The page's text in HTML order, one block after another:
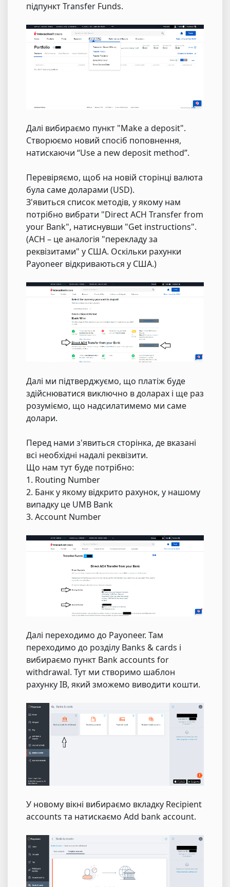
підпункт Transfer Funds.
Далі вибираємо пункт "Make a deposit".
Створюємо новий спосіб поповнення,
натискаючи “Use a new deposit method”.
Перевіряємо, щоб на новій сторінці валюта
була саме доларами (USD).
З'явиться список методів, у якому нам
потрібно вибрати "Direct ACH Transfer from
your Bank", натиснувши "Get instructions".
(ACH – це аналогія "перекладу за
реквізитами" у США. Оскільки рахунки
Payoneer відкриваються у США.)
Далі ми підтверджуємо, що платіж буде
здійснюватися виключно в доларах і ще раз
розуміємо, що надсилатимемо ми саме
долари.
Перед нами з'явиться сторінка, де вказані
всі необхідні надалі реквізити.
Що нам тут буде потрібно:
1. Routing Number
2. Банк у якому відкрито рахунок, у нашому
випадку це UMB Bank
3. Account Number
Далі переходимо до Payoneer. Там
переходимо до розділу Banks & cards і
вибираємо пункт Bank accounts for
withdrawal. Тут ми створимо шаблон
рахунку IB, який зможемо виводити кошти.
У новому вікні вибираємо вкладку Recipient
accounts та натискаємо Add bank account.